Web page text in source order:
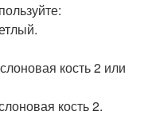
кость 2 или
кость 2.